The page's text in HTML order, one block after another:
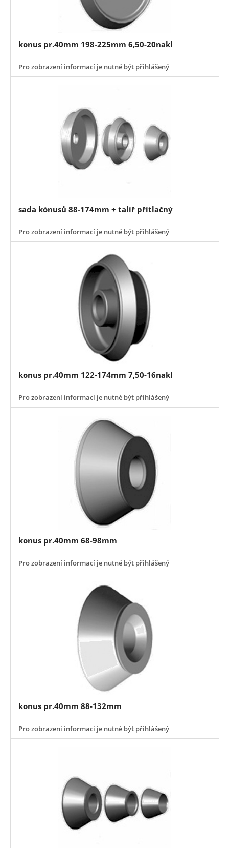
konus pr.40mm 198-225mm 6,50-20nakl
Pro zobrazení informací je nutné být přihlášený
sada kónusů 88-174mm + talíř přítlačný
Pro zobrazení informací je nutné být přihlášený
konus pr.40mm 122-174mm 7,50-16nakl
Pro zobrazení informací je nutné být přihlášený
konus pr.40mm 68-98mm
Pro zobrazení informací je nutné být přihlášený
konus pr.40mm 88-132mm
Pro zobrazení informací je nutné být přihlášený